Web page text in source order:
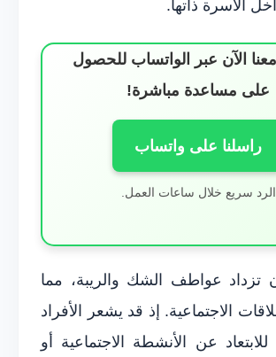
الأسرة ذاتها.
الآن عبر الواتساب للحصول
على مساعدة مباشرة!
راسلنا على واتساب
الرد سريع خلال ساعات العمل.
تزداد عواطف الشك والريبة، مما
الاجتماعية. إذ قد يشعر الأفراد
عن الأنشطة الاجتماعية أو